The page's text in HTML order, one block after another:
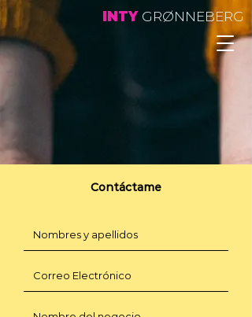
INTY GRØNNEBERG
Contáctame